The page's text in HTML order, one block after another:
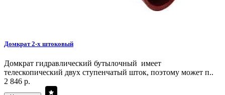
Домкрат 2-х штоковый
Домкрат гидравлический бутылочный имеет
телескопический двух ступенчатый шток, поэтому может п..
2 846 р.